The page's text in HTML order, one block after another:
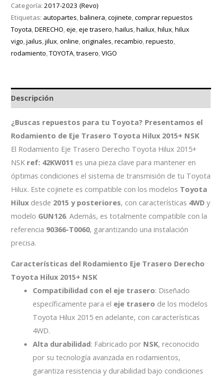
Categoría:2017-2023 (Revo)
Etiquetas: autopartes ,balinera ,cojinete ,comprar repuestos
Toyota ,DERECHO ,eje ,eje trasero ,hailus ,hailux ,hilux ,hilux
vigo ,jailus ,jilux ,online ,originales ,recambio ,repuesto
rodamiento ,TOYOTA ,trasero ,VIGO
Descripción
¿Buscas repuestos para tu Toyota? Presentamos el
Rodamiento de Eje Trasero Toyota Hilux 2015+ NSK
El Rodamiento Eje Trasero Derecho Toyota Hilux 2015+
NSK ref: 42KW011 es una pieza clave para mantener en
óptimas condiciones el sistema de transmisión de tu Toyota
Hilux. Este cojinete es compatible con los modelos Toyota
Hilux desde 2015 y posteriores, con características 4WD y
modelo GUN126. Además, es totalmente compatible con la
referencia 90366-T0060, garantizando una instalación
precisa.
Características del Rodamiento Eje Trasero Derecho
Toyota Hilux 2015+ NSK
Compatibilidad con el eje trasero: Diseñado
específicamente para el eje trasero de los modelos
Toyota Hilux 2015 en adelante, con características
4WD.
Alta durabilidad: Fabricado por NSK, reconocido
por su tecnología avanzada en rodamientos,
garantiza resistencia y durabilidad bajo condiciones